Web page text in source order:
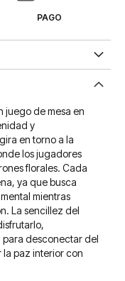
PAGO
juego de mesa en
y
en torno a la
los jugadores
florales. Cada
ya que busca
mientras
La sencillez del
desconectar del
paz interior con